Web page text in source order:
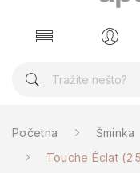
Početna Šminka
Touche Éclat